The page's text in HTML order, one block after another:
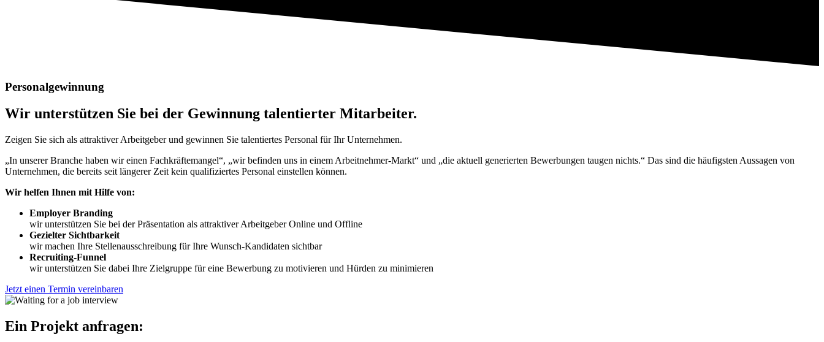
Personalgewinnung
Wir unterstützen Sie bei der Gewinnung talentierter Mitarbeiter.
Zeigen Sie sich als attraktiver Arbeitgeber und gewinnen Sie talentiertes Personal für Ihr Unternehmen.
„In unserer Branche haben wir einen Fachkräftemangel“, „wir befinden uns in einem Arbeitnehmer-Markt“ und „die aktuell generierten Bewerbungen taugen nichts.“ Das sind die häufigsten Aussagen von
Unternehmen, die bereits seit längerer Zeit kein qualifiziertes Personal einstellen können.
Wir helfen Ihnen mit Hilfe von:
Employer Branding
wir unterstützen Sie bei der Präsentation als attraktiver Arbeitgeber Online und Offline
Gezielter Sichtbarkeit
wir machen Ihre Stellenausschreibung für Ihre Wunsch-Kandidaten sichtbar
Recruiting-Funnel
wir unterstützen Sie dabei Ihre Zielgruppe für eine Bewerbung zu motivieren und Hürden zu minimieren
Jetzt einen Termin vereinbaren
Ein Projekt anfragen: